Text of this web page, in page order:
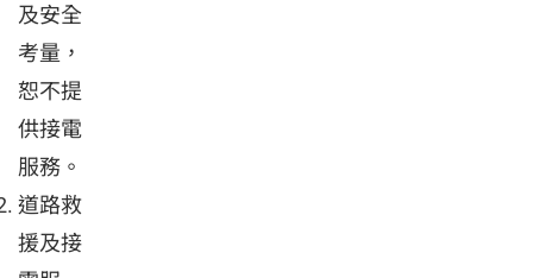
及安全
考量，
恕不提
供接電
服務。
道路救
援及接